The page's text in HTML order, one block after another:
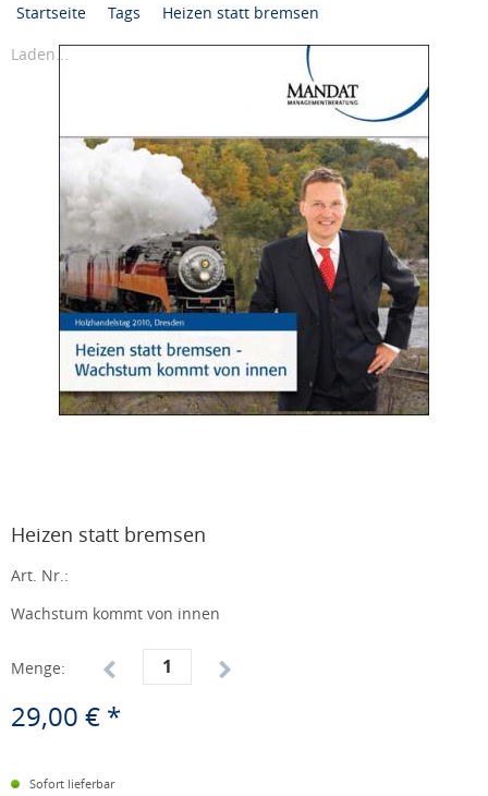
Startseite Tags
Heizen statt bremsen
Laden...
Heizen statt bremsen
Art. Nr.:
Wachstum kommt von innen
Menge:
29,00 € *
Sofort lieferbar